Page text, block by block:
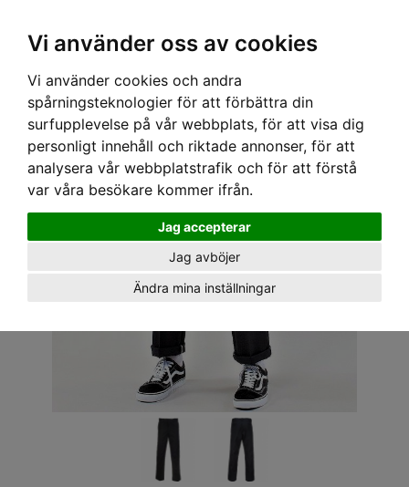
Vi använder oss av cookies
Vi använder cookies och andra
spårningsteknologier för att förbättra din
surfupplevelse på vår webbplats, för att visa dig
personligt innehåll och riktade annonser, för att
analysera vår webbplatstrafik och för att förstå
var våra besökare kommer ifrån.
Jag accepterar
Jag avböjer
Ändra mina inställningar
Hem› HERR›BYXOR› DICKIES BYXOR 874 ORIGINAL - BLACK